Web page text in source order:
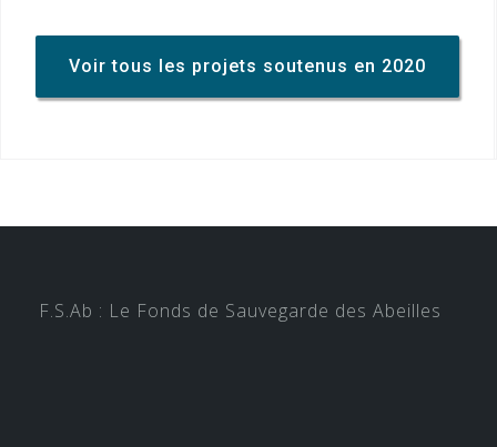
Voir tous les projets soutenus en 2020
F.S.Ab : Le Fonds de Sauvegarde des Abeilles